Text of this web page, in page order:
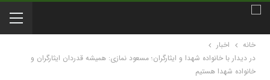
خانه
اخبار
در دیدار با خانواده شهدا و ایثارگران؛ مسعود نمازی: همیشه قدردان ایثارگران و
خانواده شهدا هستیم